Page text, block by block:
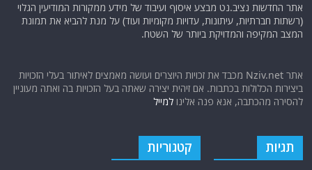
אתר החדשות נציב.נט מבצע איסוף ועיבוד של מידע ממקורות המודיעין הגלוי
(רשתות חברתיות, עיתונות, עדויות מקומיות ועוד) על מנת להביא את תמונת
המצב המקיפה והמדויקת ביותר של השטח.
אתר Nziv.net מכבד את זכויות היוצרים ועושה מאמצים לאיתור בעלי הזכויות
ביצירות הכלולות בכתבות. אם זיהית יצירה שאתה בעל הזכויות בה ואתה מעוניין
להסירה מהכתבה, אנא פנה אלינולמייל
תגיות קטגוריות